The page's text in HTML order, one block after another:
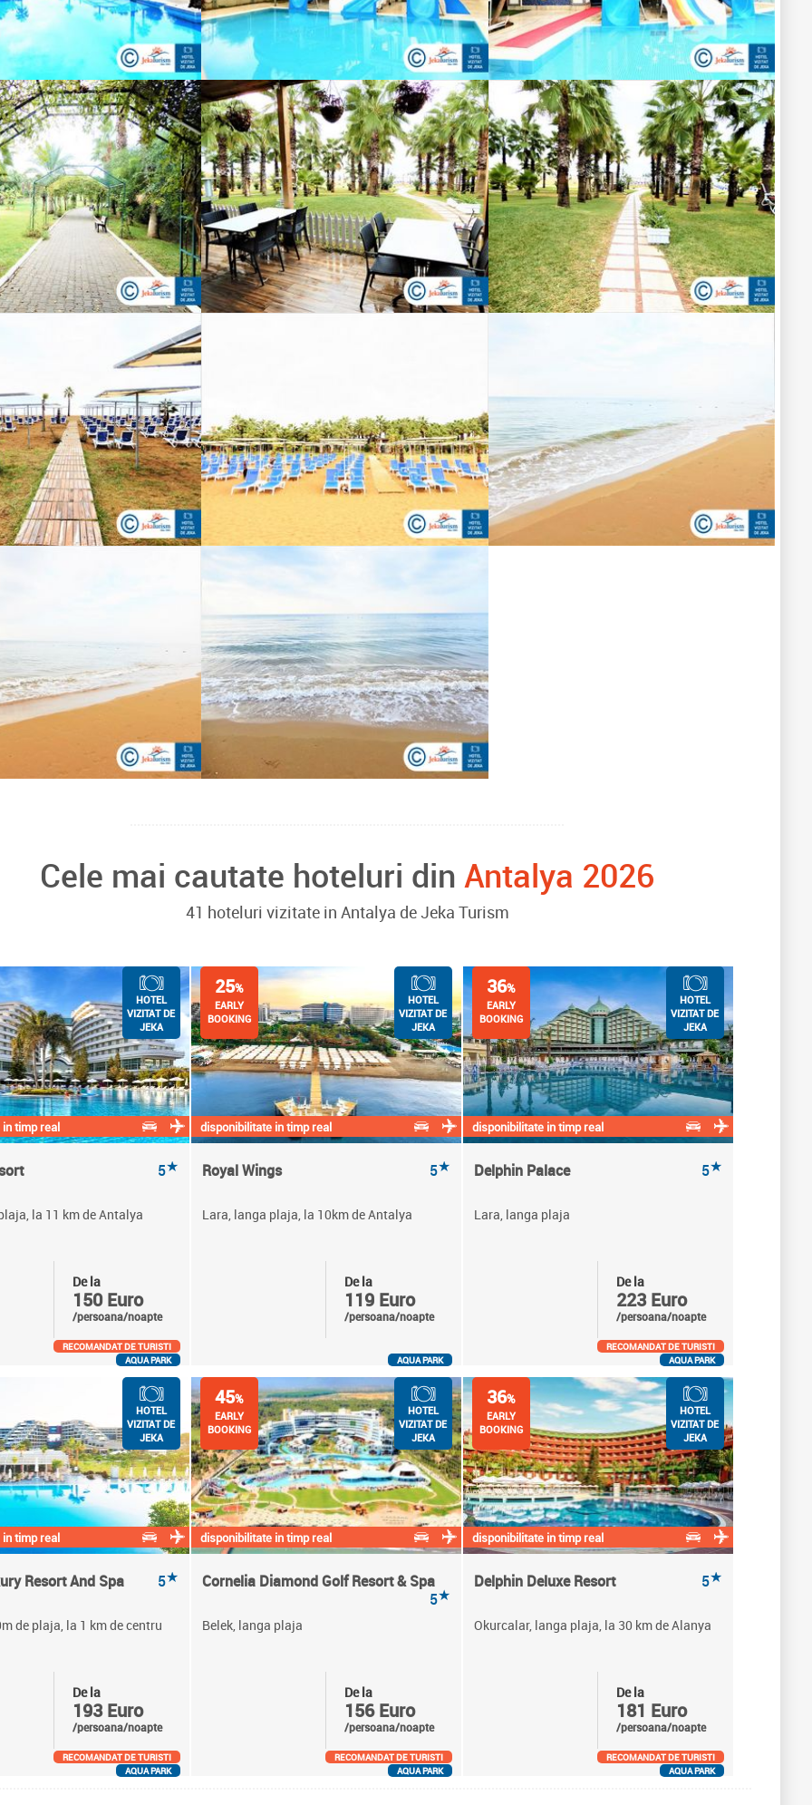
Cele mai cautate hoteluri dinAntalya 2026
41 hoteluri vizitate in Antalya de Jeka Turism
timp real
5★
la 11 km de Antalya
De la
150 Euro
/persoana/noapte
HOTEL
VIZITAT DE
JEKA
RECOMANDAT DE TURISTI
AQUA PARK
disponibilitate in timp real
Royal Wings 5★
Lara, langa plaja, la 10km de Antalya
De la
119 Euro
/persoana/noapte
25%
EARLY
BOOKING
HOTEL
VIZITAT DE
JEKA
AQUA PARK
disponibilitate in timp real
Delphin Palace 5★
Lara, langa plaja
De la
223 Euro
/persoana/noapte
36%
EARLY
BOOKING
HOTEL
VIZITAT DE
JEKA
RECOMANDAT DE TURISTI
AQUA PARK
timp real
Resort And Spa 5★
de plaja, la 1 km de centru
De la
193 Euro
/persoana/noapte
HOTEL
VIZITAT DE
JEKA
RECOMANDAT DE TURISTI
AQUA PARK
disponibilitate in timp real
Cornelia Diamond Golf Resort & Spa
5★
Belek, langa plaja
De la
156 Euro
/persoana/noapte
45%
EARLY
BOOKING
HOTEL
VIZITAT DE
JEKA
RECOMANDAT DE TURISTI
AQUA PARK
disponibilitate in timp real
Delphin Deluxe Resort 5★
Okurcalar, langa plaja, la 30 km de Alanya
De la
181 Euro
/persoana/noapte
36%
EARLY
BOOKING
HOTEL
VIZITAT DE
JEKA
RECOMANDAT DE TURISTI
AQUA PARK